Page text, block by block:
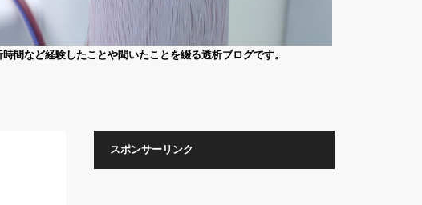
間など経験したことや聞いたことを綴る透析ブログです。
スポンサーリンク